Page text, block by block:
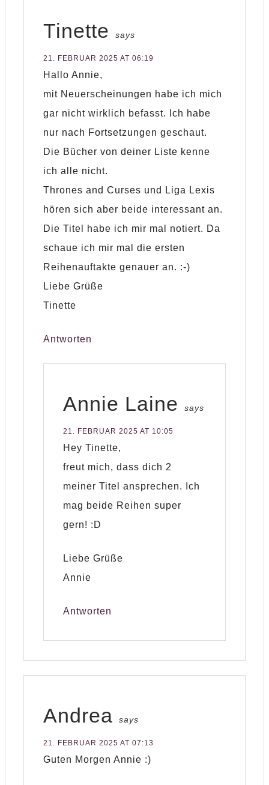
Tinette says
21. FEBRUAR 2025 AT 06:19
Hallo Annie,
mit Neuerscheinungen habe ich mich
gar nicht wirklich befasst. Ich habe
nur nach Fortsetzungen geschaut.
Die Bücher von deiner Liste kenne
ich alle nicht.
Thrones and Curses und Liga Lexis
hören sich aber beide interessant an.
Die Titel habe ich mir mal notiert. Da
schaue ich mir mal die ersten
Reihenauftakte genauer an. :-)
Liebe Grüße
Tinette
Antworten
Annie Laine says
21. FEBRUAR 2025 AT 10:05
Hey Tinette,
freut mich, dass dich 2
meiner Titel ansprechen. Ich
mag beide Reihen super
gern! :D
Liebe Grüße
Annie
Antworten
Andrea says
21. FEBRUAR 2025 AT 07:13
Guten Morgen Annie :)